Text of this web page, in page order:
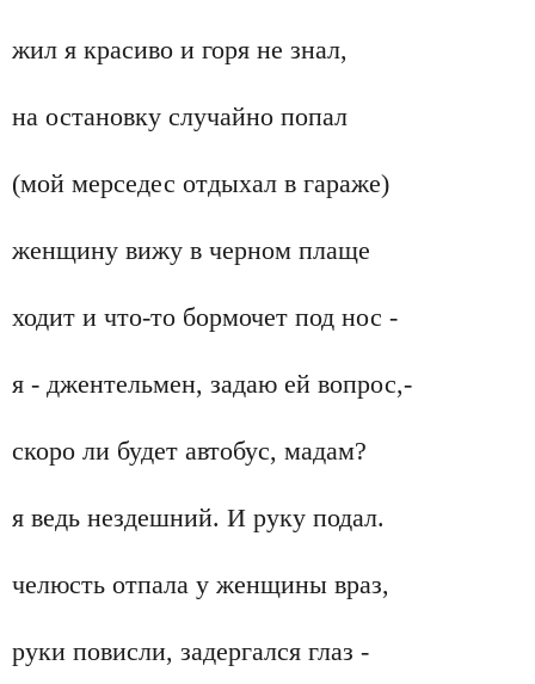
жил я красиво и горя не знал,
на остановку случайно попал
(мой мерседес отдыхал в гараже)
женщину вижу в черном плаще
ходит и что-то бормочет под нос -
я - джентельмен, задаю ей вопрос,-
скоро ли будет автобус, мадам?
я ведь нездешний. И руку подал.
челюсть отпала у женщины враз,
руки повисли, задергался глаз -